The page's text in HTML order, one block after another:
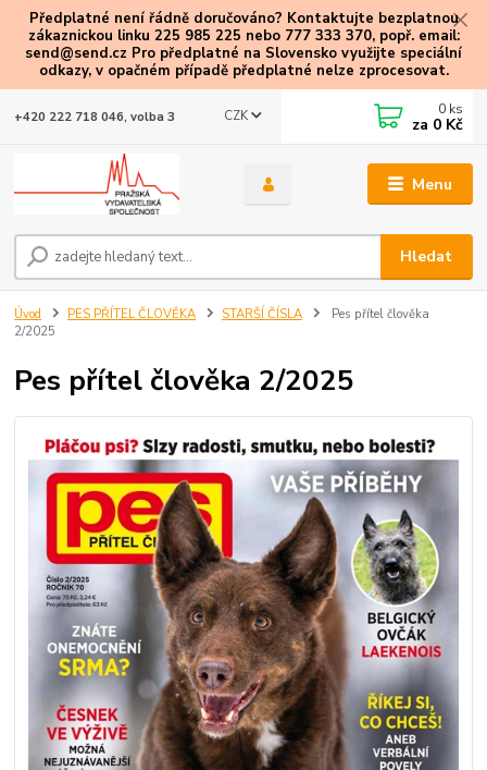
Předplatné není řádně doručováno? Kontaktujte bezplatnou
zákaznickou linku 225 985 225 nebo 777 333 370, popř. email:
send@send.cz Pro předplatné na Slovensko využijte speciální
odkazy, v opačném případě předplatné nelze zprocesovat.
Menu
CZK
Hledat
+420 222 718 046, volba 3 0 ks
za 0 Kč
Úvod PES PŘÍTEL ČLOVĚKA STARŠÍ ČÍSLA
Pes přítel člověka
2/2025
Pes přítel člověka 2/2025